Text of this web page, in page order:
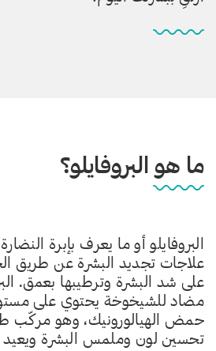
ما هو البروفايلو؟
البروفايلو أو ما يعرف بإبرة
علاجات تجديد البشرة عن طريق
على شد البشرة وترطيبها بعمق.
مضاد للشيخوخة يحتوي على
حمض الهيالورونيك، وهو مركّب
تحسين لون وملمس البشرة ويعيد